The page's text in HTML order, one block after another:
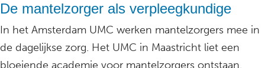
De mantelzorger als verpleegkundige
In het Amsterdam UMC werken mantelzorgers mee in
de dagelijkse zorg. Het UMC in Maastricht liet een
bloeiende academie voor mantelzorgers ontstaan.